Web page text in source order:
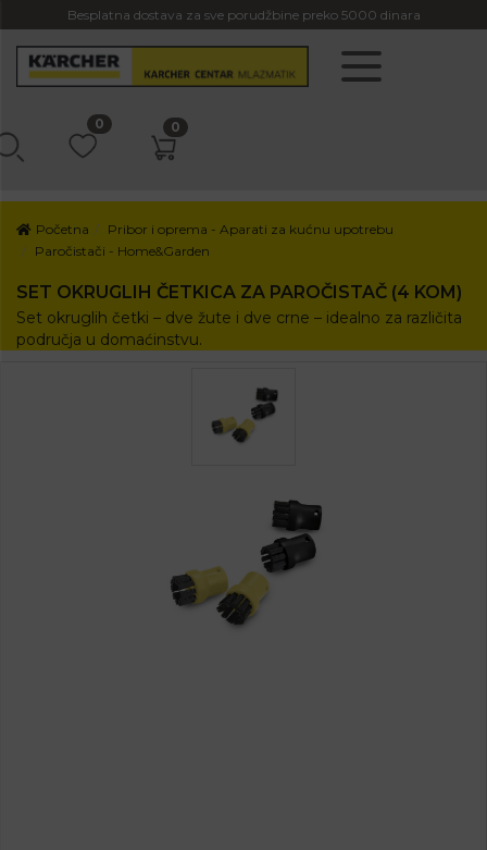
Besplatna dostava za sve porudžbine preko 5000 dinara
0 0
Početna
Pribor i oprema - Aparati za kućnu upotrebu
Paročistači - Home&Garden
SET OKRUGLIH ČETKICA ZA PAROČISTAČ (4 KOM)
Set okruglih četki – dve žute i dve crne – idealno za različita
područja u domaćinstvu.